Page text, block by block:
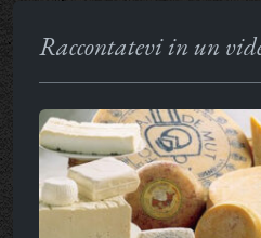
Raccontatevi in un